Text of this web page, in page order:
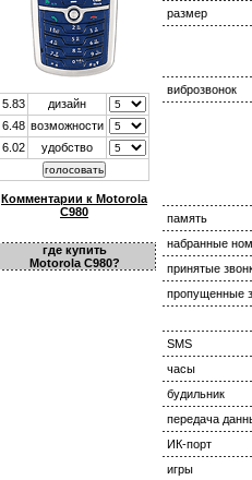
5.83
дизайн
6.48 возможности
6.02
удобство
Комментарии к Motorola
C980
где купить
Motorola C980?
размер
виброзвонок
память
набранные
принятые
пропущенные
SMS
часы
будильник
передача
ИК-порт
игры